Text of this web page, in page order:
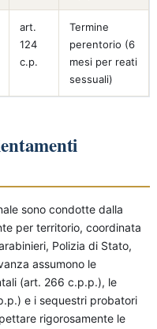
art.
124
c.p.
Termine
perentorio (6
mesi per reati
sessuali)
sono condotte dalla
per territorio, coordinata
Polizia di Stato,
assumono le
(art. 266 c.p.p.), le
e i sequestri probatori
rigorosamente le